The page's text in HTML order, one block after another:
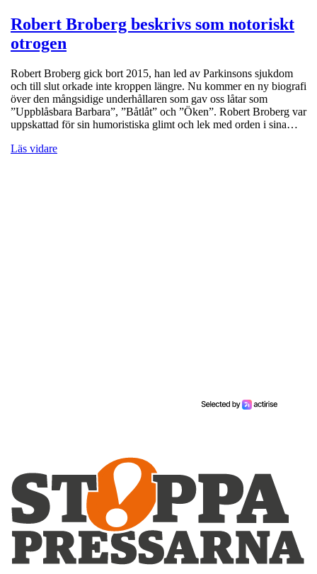
Robert Broberg beskrivs som notoriskt
otrogen
Robert Broberg gick bort 2015, han led av Parkinsons sjukdom
och till slut orkade inte kroppen längre. Nu kommer en ny biografi
över den mångsidige underhållaren som gav oss låtar som
”Uppblåsbara Barbara”, ”Båtlåt” och ”Öken”. Robert Broberg var
uppskattad för sin humoristiska glimt och lek med orden i sina…
Läs vidare